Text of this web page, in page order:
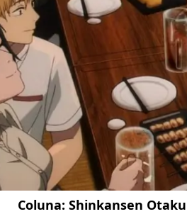
Coluna: Shinkansen Otaku